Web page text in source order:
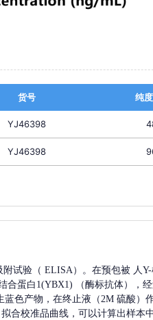
货号 纯
YJ46398
YJ46398
附试验（ ELISA）。在预包被 人
合蛋白1(YBX1) （酶标抗体），
色产物，在终止液（2M 硫酸
合校准品曲线，可以计算出样本